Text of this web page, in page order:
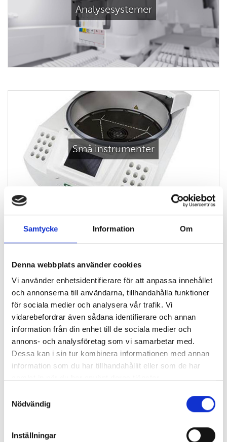
Samtycke Information Om
Denna webbplats använder cookies
Vi använder enhetsidentifierare för att anpassa innehållet
och annonserna till användarna, tillhandahålla funktioner
för sociala medier och analysera vår trafik. Vi
vidarebefordrar även sådana identifierare och annan
information från din enhet till de sociala medier och
annons- och analysföretag som vi samarbetar med.
Dessa kan i sin tur kombinera informationen med annan
information som du har tillhandahållit eller som de har
Nödvändig
Inställningar
Analysesystemer
Små instrumenter
ID-Gelkort